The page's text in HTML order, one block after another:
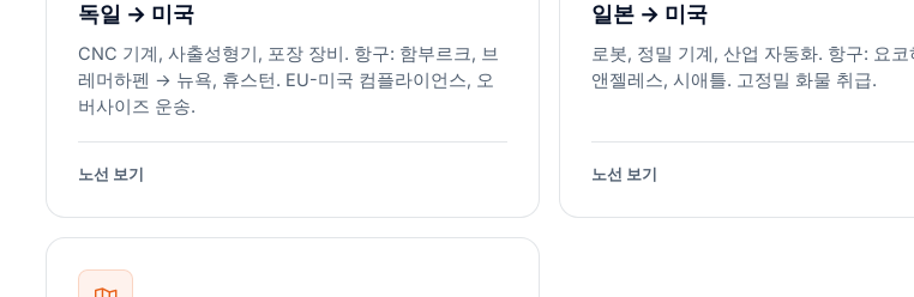
독일 → 미국
CNC 기계, 사출성형기, 포장 장비. 항구: 함부르크, 브
레머하펜 → 뉴욕, 휴스턴. EU-미국 컴플라이언스, 오
버사이즈 운송.
노선 보기
일본 → 미국
로봇, 정밀 기계, 산업 자동화. 항구: 요
앤젤레스, 시애틀. 고정밀 화물 취급.
노선 보기